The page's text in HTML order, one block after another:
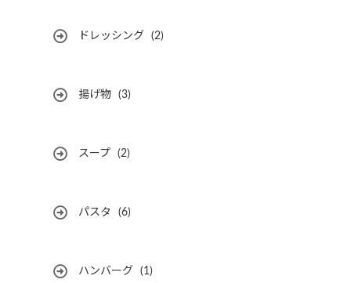
ドレッシング (2)
揚げ物 (3)
スープ (2)
パスタ (6)
ハンバーグ (1)